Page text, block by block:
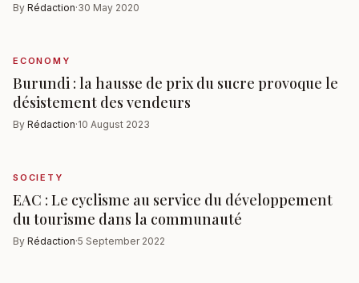
By Rédaction·30 May 2020
ECONOMY
Burundi : la hausse de prix du sucre provoque le
désistement des vendeurs
By Rédaction·10 August 2023
SOCIETY
EAC : Le cyclisme au service du développement
du tourisme dans la communauté
By Rédaction·5 September 2022